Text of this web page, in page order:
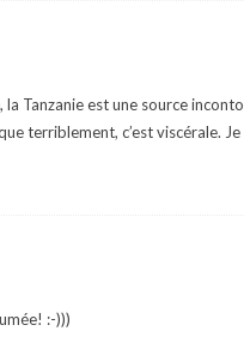
Tanzanie est une source
terriblement, c’est viscérale.
:-)))